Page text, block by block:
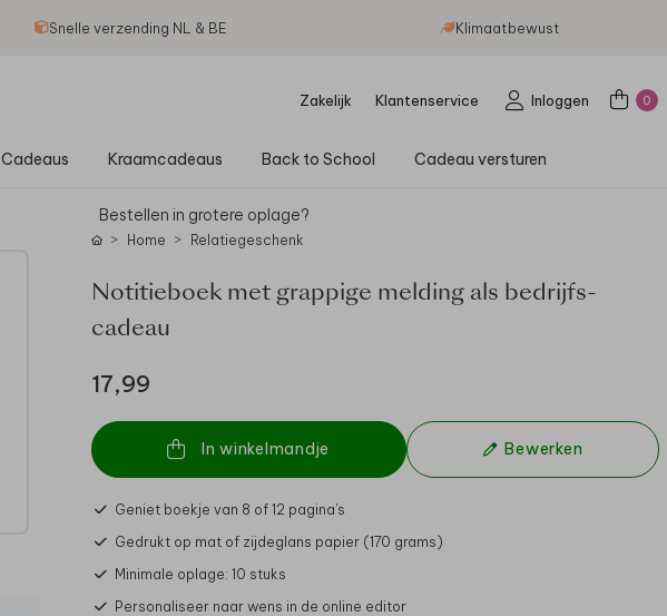
Snelle verzending NL & BE Klimaatbewust
Zakelijk Klantenservice Inloggen 0
Cadeaus Kraamcadeaus Back to School Cadeau versturen
Home Relatiegeschenk
Notitieboek met grappige melding als bedrijfs­
cadeau
17,99
Bestellen in grotere oplage?
In winkelmandje Bewerken
Geniet boekje van 8 of 12 pagina's
Gedrukt op mat of zijdeglans papier (170 grams)
Minimale oplage: 10 stuks
Personaliseer naar wens in de online editor